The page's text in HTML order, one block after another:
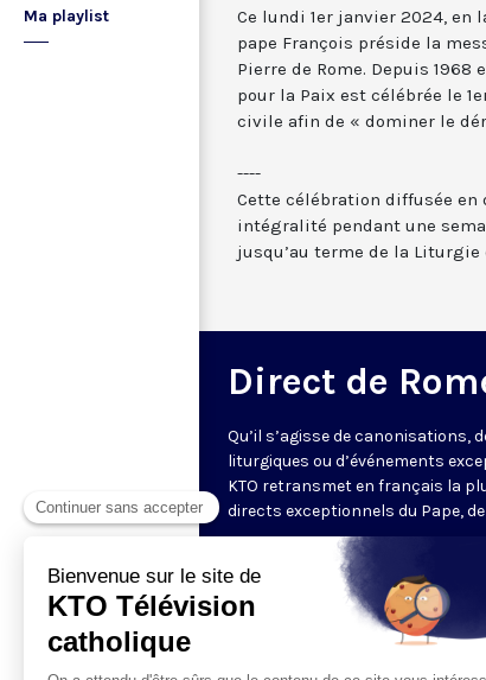
Ma playlist
Ce lundi 1er janvier 2024, en
pape François préside la
Pierre de Rome. Depuis 1968
pour la Paix est célébrée le
civile afin de « dominer le
----
Cette célébration diffusée en
intégralité pendant une
jusqu’au terme de la Liturgie
Direct de
Qu’il s’agisse de canonisations,
liturgiques ou d’événements
KTO retransmet en français la
directs exceptionnels du Pape,
Visiter la page de l'émission